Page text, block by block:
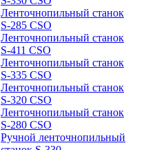
Ленточнопильный станок
S-285 CSO
Ленточнопильный станок
S-411 CSO
Ленточнопильный станок
S-335 CSO
Ленточнопильный станок
S-320 CSO
Ленточнопильный станок
S-280 CSO
Ручной ленточнопильный